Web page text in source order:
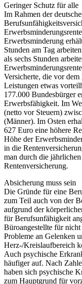
Geringer Schutz für alle
Im Rahmen der
Erwerbsminderung
Stunden am Tag
als sechs Stunden
Versicherte, die vor
Leistungen etwas
177.000 Bundesbürger
Erwerbsfähigkeit. Im
(netto vor Steuern)
(Männer). Im Osten
627 Euro eine höhere
Höhe der
in die
man durch die
Rentenversicherung.
Absicherung muss sein
Die Gründe für eine
zum Teil auch von der
aufgrund der
für Berufsunfähigkeit
Büroangestellte für
Probleme an Gelenken
Herz-/Kreislaufbereich
Auch psychische
häufiger auf. Nach
haben sich psychische
zum Hauptgrund für